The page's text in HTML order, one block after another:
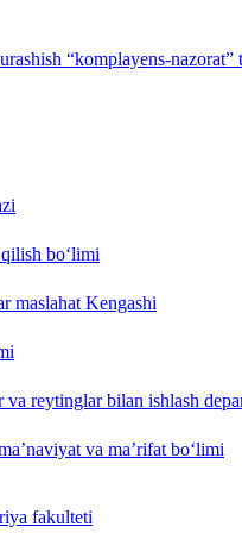
“komplayens-
bo‘limi
maslahat Kengashi
reytinglar bilan ishlash
va ma’rifat bo‘limi
fakulteti